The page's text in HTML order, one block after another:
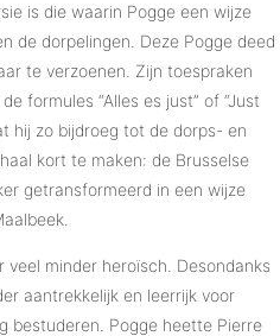
is die waarin Pogge een wijze
de dorpelingen. Deze Pogge deed
te verzoenen. Zijn toespraken
formules “Alles es just” of “Just
hij zo bijdroeg tot de dorps- en
kort te maken: de Brusselse
getransformeerd in een wijze
minder heroïsch. Desondanks
aantrekkelijk en leerrijk voor
bestuderen. Pogge heette Pierre